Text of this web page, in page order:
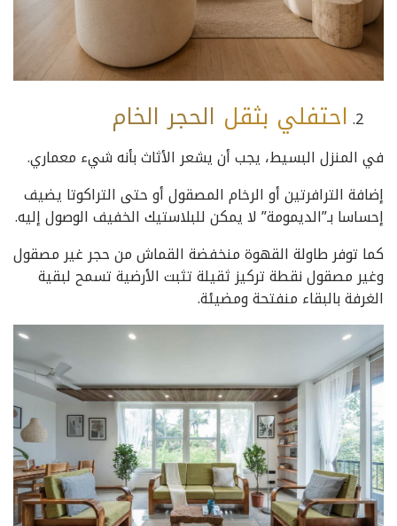
احتفلي بثقل الحجر الخام
في المنزل البسيط، يجب أن يشعر الأثاث بأنه شيء معماري.
إضافة الترافرتين أو الرخام المصقول أو حتى التراكوتا يضيف
إحساسا بـ”الديمومة” لا يمكن للبلاستيك الخفيف الوصول إليه.
كما توفر طاولة القهوة منخفضة القماش من حجر غير مصقول
وغير مصقول نقطة تركيز ثقيلة تثبت الأرضية تسمح لبقية
الغرفة بالبقاء منفتحة ومضيئة.